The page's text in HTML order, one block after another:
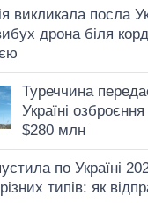
викликала посла
дрона біля
Туреччина
Україні
$280 млн
по Україні
типів: як